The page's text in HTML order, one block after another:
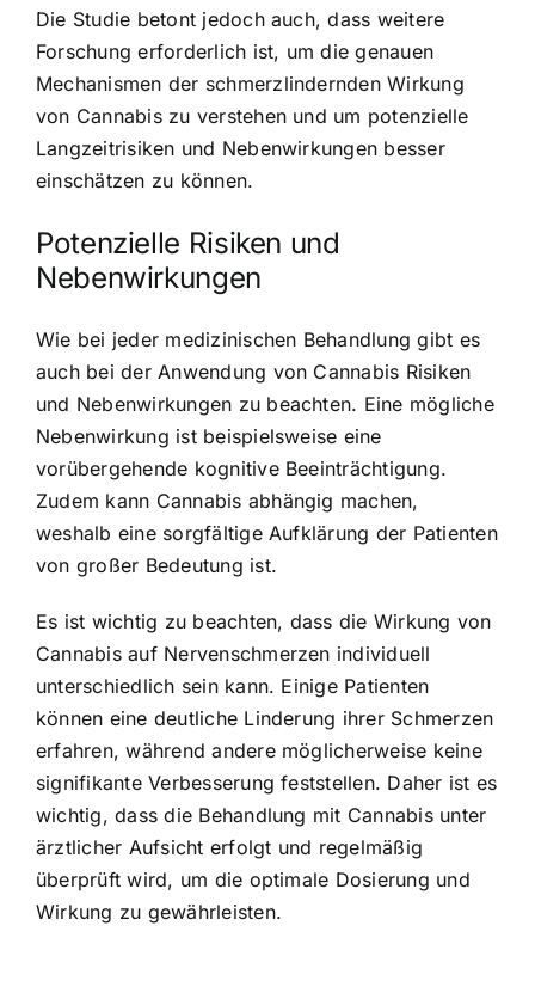
Die Studie betont jedoch auch, dass weitere
Forschung erforderlich ist, um die genauen
Mechanismen der schmerzlindernden Wirkung
von Cannabis zu verstehen und um potenzielle
Langzeitrisiken und Nebenwirkungen besser
einschätzen zu können.
Potenzielle Risiken und
Nebenwirkungen
Wie bei jeder medizinischen Behandlung gibt es
auch bei der Anwendung von Cannabis Risiken
und Nebenwirkungen zu beachten. Eine mögliche
Nebenwirkung ist beispielsweise eine
vorübergehende kognitive Beeinträchtigung.
Zudem kann Cannabis abhängig machen,
weshalb eine sorgfältige Aufklärung der Patienten
von großer Bedeutung ist.
Es ist wichtig zu beachten, dass die Wirkung von
Cannabis auf Nervenschmerzen individuell
unterschiedlich sein kann. Einige Patienten
können eine deutliche Linderung ihrer Schmerzen
erfahren, während andere möglicherweise keine
signifikante Verbesserung feststellen. Daher ist es
wichtig, dass die Behandlung mit Cannabis unter
ärztlicher Aufsicht erfolgt und regelmäßig
überprüft wird, um die optimale Dosierung und
Wirkung zu gewährleisten.